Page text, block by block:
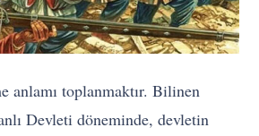
anlamı toplanmaktır. Bilinen
Devleti döneminde, devletin